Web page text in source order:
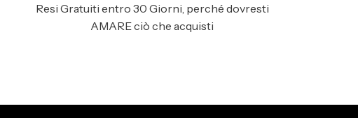
Resi Gratuiti entro 30 Giorni, perché dovresti
AMARE ciò che acquisti